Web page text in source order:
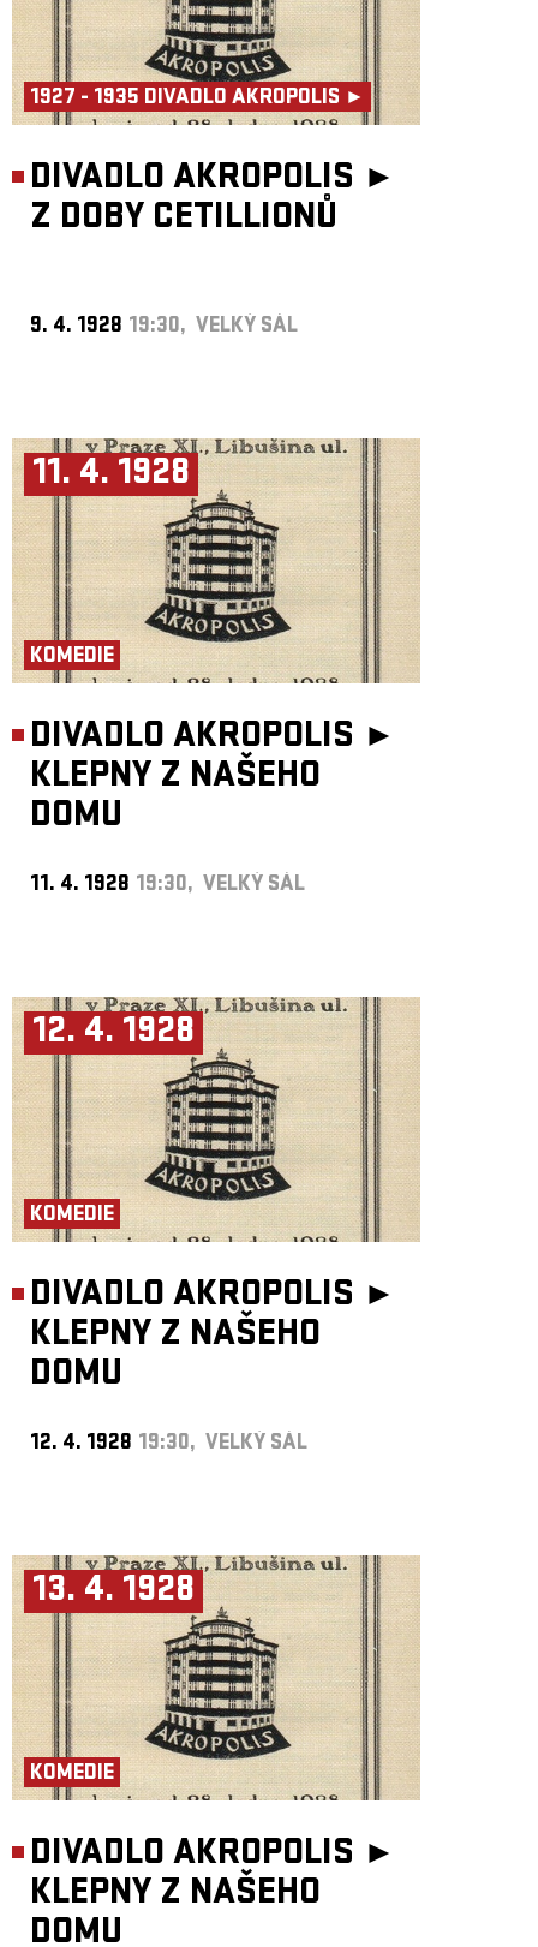
1927 - 1935 DIVADLO AKROPOLIS ►
DIVADLO AKROPOLIS ►
Z DOBY CETILLIONŮ
9. 4. 1928 19:30, VELKÝ SÁL
11. 4. 1928
KOMEDIE
DIVADLO AKROPOLIS ►
KLEPNY Z NAŠEHO
DOMU
11. 4. 1928 19:30, VELKÝ SÁL
12. 4. 1928
KOMEDIE
DIVADLO AKROPOLIS ►
KLEPNY Z NAŠEHO
DOMU
12. 4. 1928 19:30, VELKÝ SÁL
13. 4. 1928
KOMEDIE
DIVADLO AKROPOLIS ►
KLEPNY Z NAŠEHO
DOMU